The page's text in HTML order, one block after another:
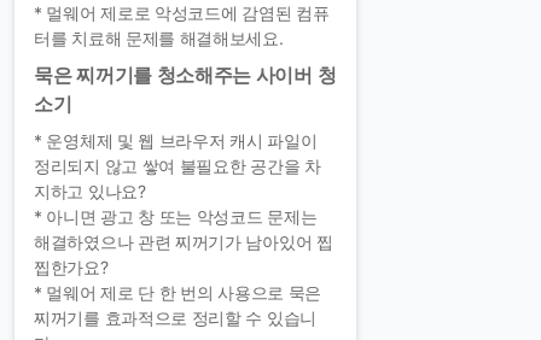
* 멀웨어 제로로 악성코드에 감염된 컴퓨
터를 치료해 문제를 해결해보세요.
묵은 찌꺼기를 청소해주는 사이버 청
소기
* 운영체제 및 웹 브라우저 캐시 파일이
정리되지 않고 쌓여 불필요한 공간을 차
지하고 있나요?
* 아니면 광고 창 또는 악성코드 문제는
해결하였으나 관련 찌꺼기가 남아있어 찝
찝한가요?
* 멀웨어 제로 단 한 번의 사용으로 묵은
찌꺼기를 효과적으로 정리할 수 있습니